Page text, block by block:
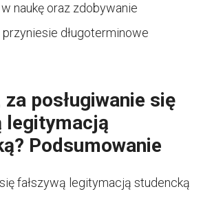
naukę oraz zdobywanie
długoterminowe
posługiwanie się
legitymacją
Podsumowanie
fałszywą legitymacją studencką